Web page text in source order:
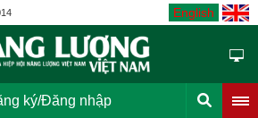
English
ký/Đăng nhập